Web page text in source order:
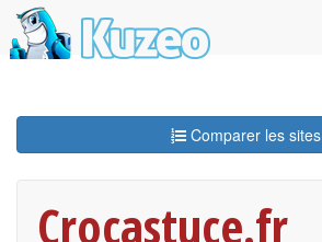
Comparer les sites
Crocastuce.fr